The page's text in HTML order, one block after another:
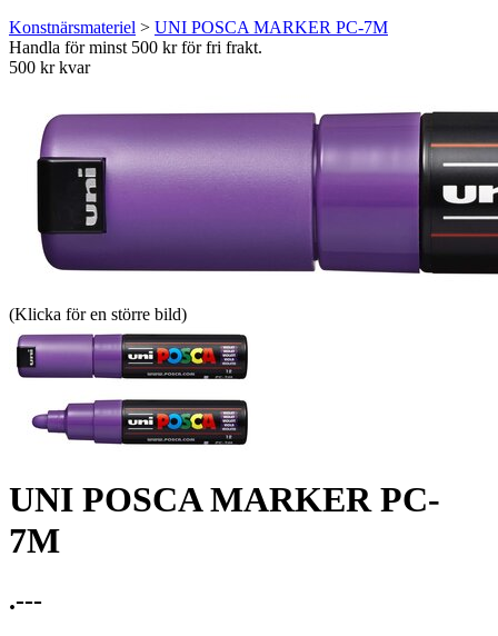
Konstnärsmateriel > UNI POSCA MARKER PC-7M
Handla för minst 500 kr för fri frakt.
500 kr kvar
(Klicka för en större bild)
UNI POSCA MARKER PC-
7M
.---